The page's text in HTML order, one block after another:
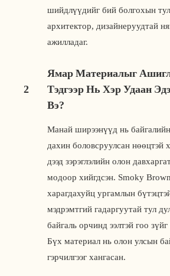
шийдлүүдийг бий болгохын
архитектор, дизайнеруудтай
ажилладаг.
2
Ямар Материалыг
Тэдгээр Нь Хэр Удаан
Вэ?
Манай ширээнүүд нь
дахин боловсруулсан нөөцтэй
дээд зэрэглэлийн олон
модоор хийгдсэн. Smoky
харагдахуйц ургамлын
мэдрэмтгий гадаргуутай тул
байгаль орчинд ээлтэй гоо
Бүх материал нь олон улсын
гэрчилгээг хангасан.